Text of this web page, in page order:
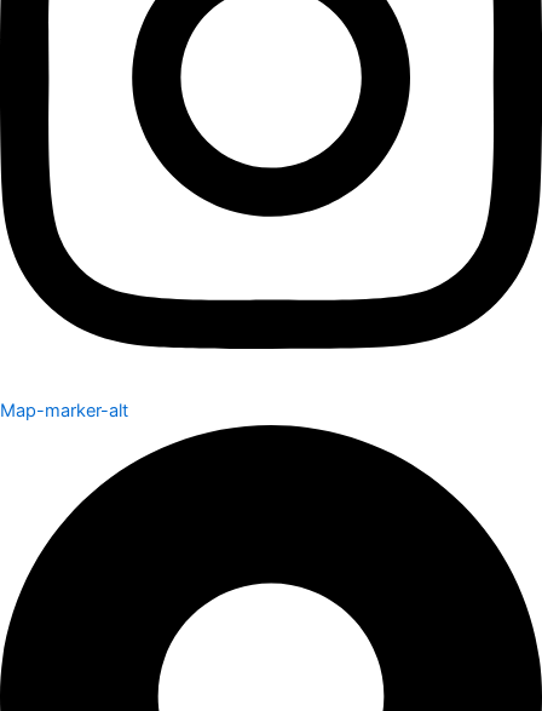
Map-marker-alt